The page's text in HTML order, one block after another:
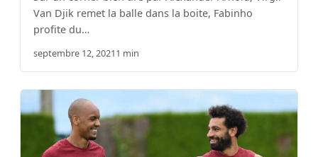
Van Djik remet la balle dans la boite, Fabinho
profite du…
septembre 12, 20211 min